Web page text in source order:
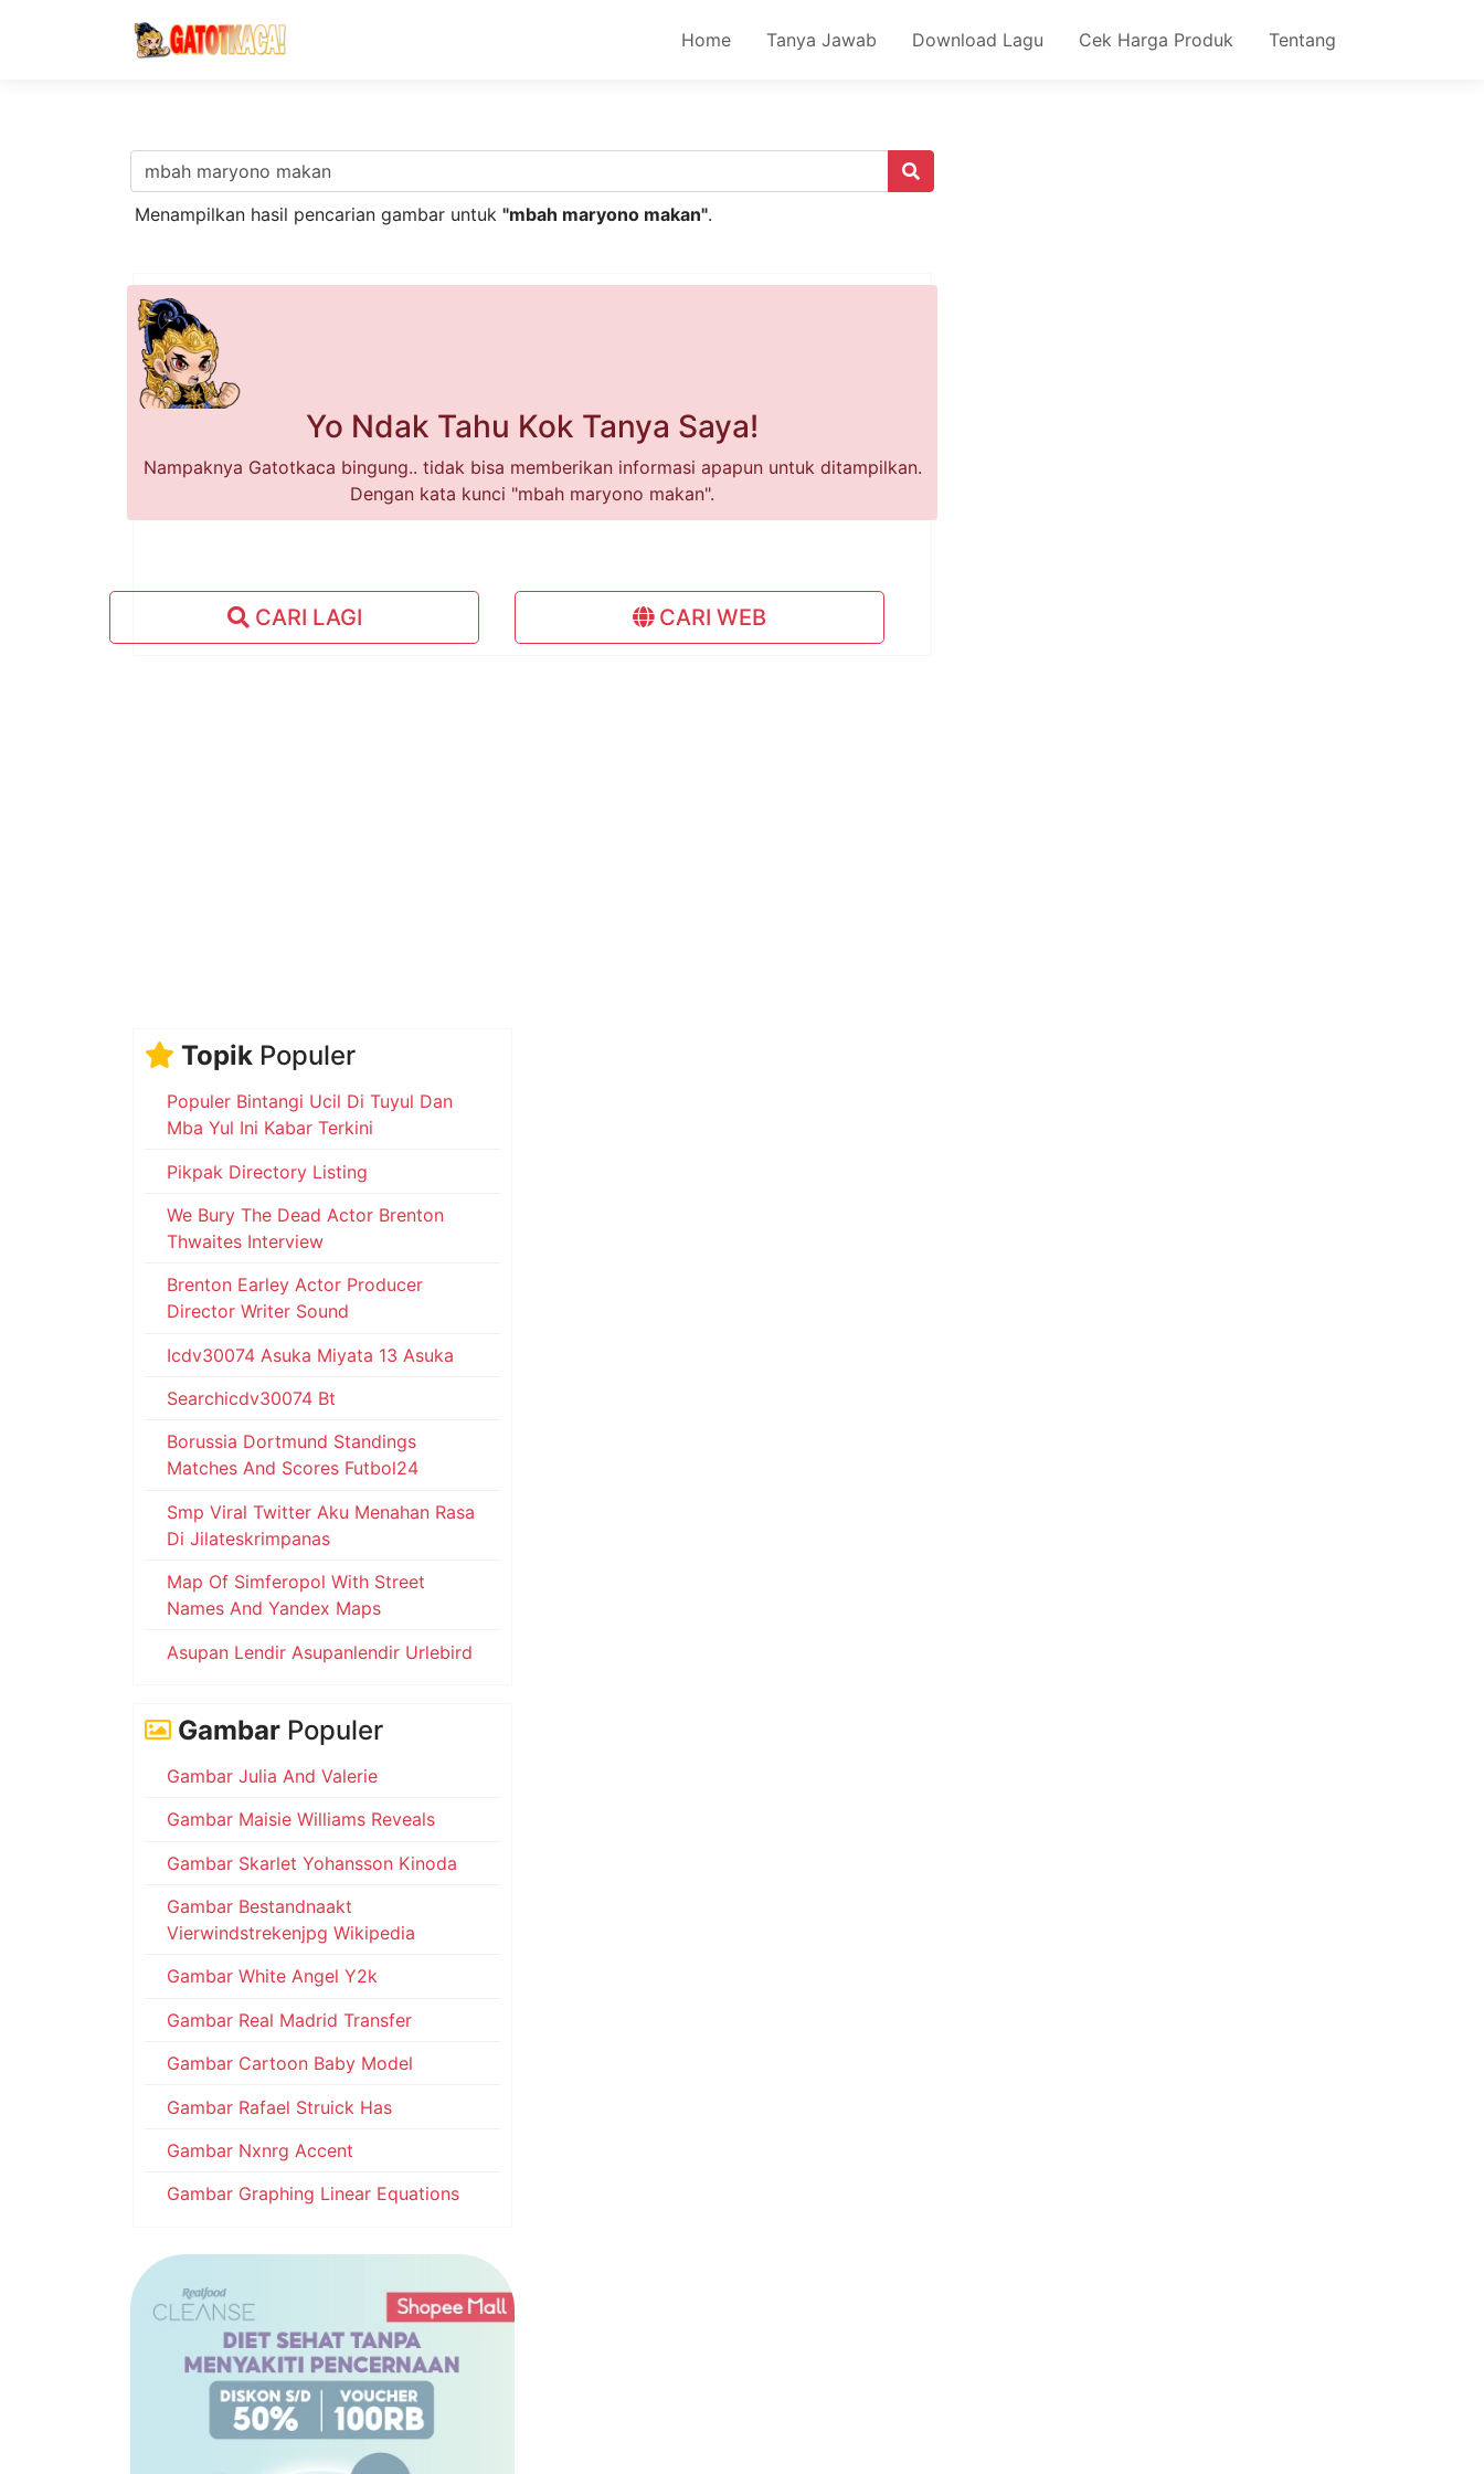
Home Tanya Jawab Download Lagu Cek Harga Produk Tentang
Menampilkan hasil pencarian gambar untuk "mbah maryono makan".
Yo Ndak Tahu Kok Tanya Saya!
Nampaknya Gatotkaca bingung.. tidak bisa memberikan informasi apapun untuk ditampilkan.
Dengan kata kunci "mbah maryono makan".
CARI LAGI CARI WEB
Topik Populer
Populer Bintangi Ucil Di Tuyul Dan
Mba Yul Ini Kabar Terkini
Pikpak Directory Listing
We Bury The Dead Actor Brenton
Thwaites Interview
Brenton Earley Actor Producer
Director Writer Sound
Icdv30074 Asuka Miyata 13 Asuka
Searchicdv30074 Bt
Borussia Dortmund Standings
Matches And Scores Futbol24
Smp Viral Twitter Aku Menahan Rasa
Di Jilateskrimpanas
Map Of Simferopol With Street
Names And Yandex Maps
Asupan Lendir Asupanlendir Urlebird
Gambar Populer
Gambar Julia And Valerie
Gambar Maisie Williams Reveals
Gambar Skarlet Yohansson Kinoda
Gambar Bestandnaakt
Vierwindstrekenjpg Wikipedia
Gambar White Angel Y2k
Gambar Real Madrid Transfer
Gambar Cartoon Baby Model
Gambar Rafael Struick Has
Gambar Nxnrg Accent
Gambar Graphing Linear Equations